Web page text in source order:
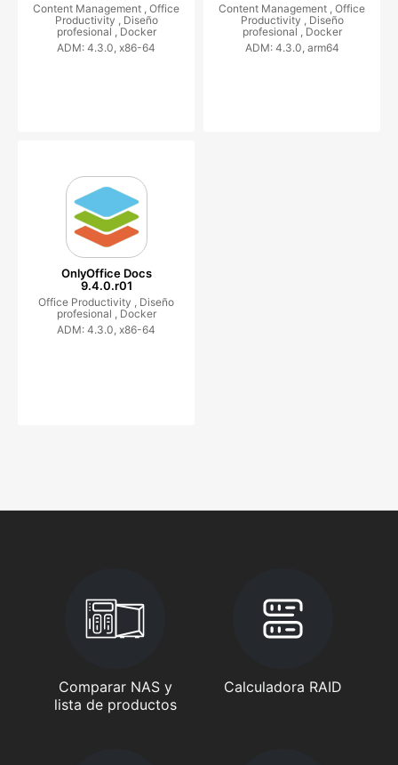
Content Management , Office
Productivity , Diseño
profesional , Docker
ADM: 4.3.0, x86-64
Content Management , Office
Productivity , Diseño
profesional , Docker
ADM: 4.3.0, arm64
OnlyOffice Docs
9.4.0.r01
Office Productivity , Diseño
profesional , Docker
ADM: 4.3.0, x86-64
Comparar NAS y
lista de productos
Calculadora RAID